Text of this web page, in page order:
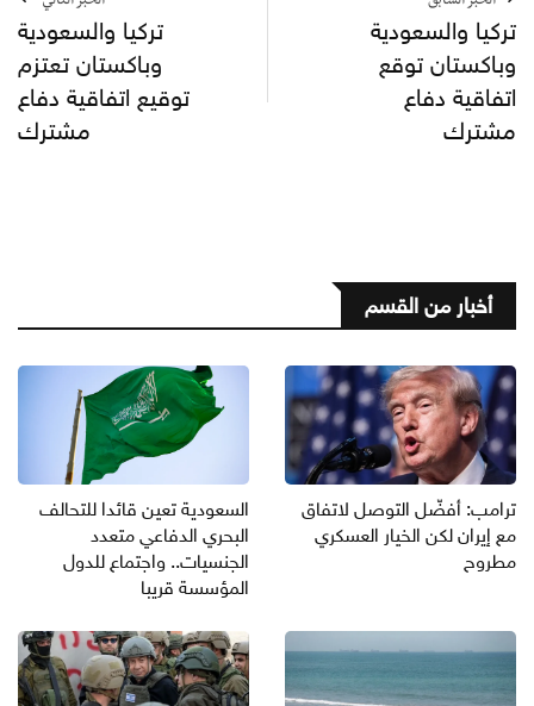
تركيا والسعودية
وباكستان توقع
اتفاقية دفاع
مشترك
تركيا والسعودية
وباكستان تعتزم
توقيع اتفاقية دفاع
مشترك
أخبار من القسم
ترامب: أفضّل التوصل لاتفاق
مع إيران لكن الخيار العسكري
مطروح
السعودية تعين قائدا للتحالف
البحري الدفاعي متعدد
الجنسيات.. واجتماع للدول
المؤسسة قريبا